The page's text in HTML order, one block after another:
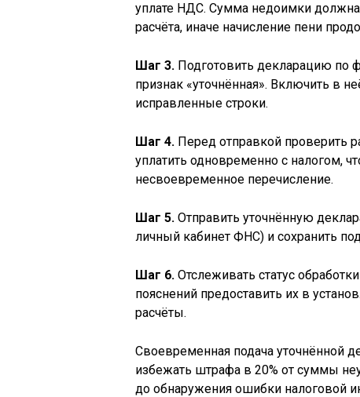
уплате НДС. Сумма недоимки
расчёта, иначе начисление пени
Шаг 3. Подготовить декларацию по
признак «уточнённая». Включить в
исправленные строки.
Шаг 4. Перед отправкой проверить
уплатить одновременно с налогом,
несвоевременное перечисление.
Шаг 5. Отправить уточнённую
личный кабинет ФНС) и сохранить
Шаг 6. Отслеживать статус
пояснений предоставить их в
расчёты.
Своевременная подача уточнённой
избежать штрафа в 20% от суммы
до обнаружения ошибки налоговой